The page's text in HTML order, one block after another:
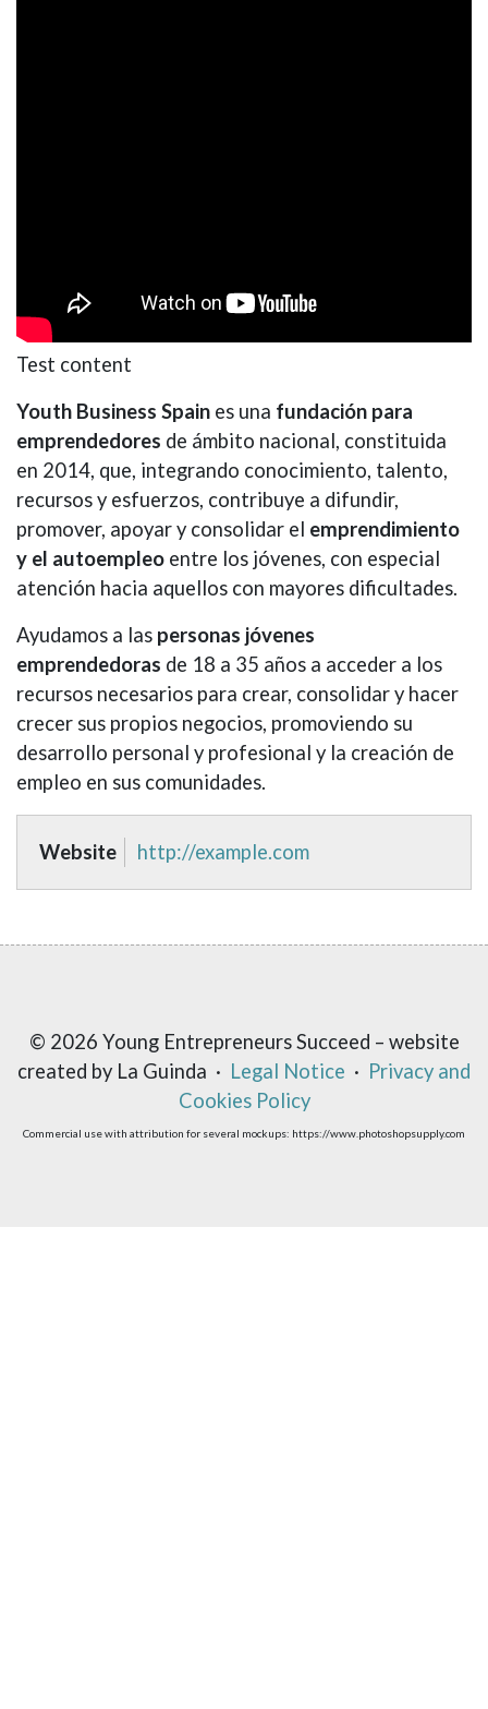
Test content
Youth Business Spain es una fundación para
emprendedores de ámbito nacional, constituida
en 2014, que, integrando conocimiento, talento,
recursos y esfuerzos, contribuye a difundir,
promover, apoyar y consolidar el emprendimiento
y el autoempleo entre los jóvenes, con especial
atención hacia aquellos con mayores dificultades.
Ayudamos a las personas jóvenes
emprendedoras de 18 a 35 años a acceder a los
recursos necesarios para crear, consolidar y hacer
crecer sus propios negocios, promoviendo su
desarrollo personal y profesional y la creación de
empleo en sus comunidades.
Website http://example.com
© 2026 Young Entrepreneurs Succeed – website
created by La Guinda · Legal Notice · Privacy and
Cookies Policy
Commercial use with attribution for several mockups: https://www.photoshopsupply.com